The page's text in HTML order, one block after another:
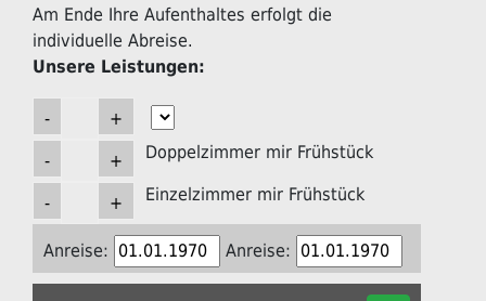
Am Ende Ihre Aufenthaltes erfolgt die
individuelle Abreise.
Unsere Leistungen:
Doppelzimmer mir Frühstück
Einzelzimmer mir Frühstück
Anreise: Anreise: